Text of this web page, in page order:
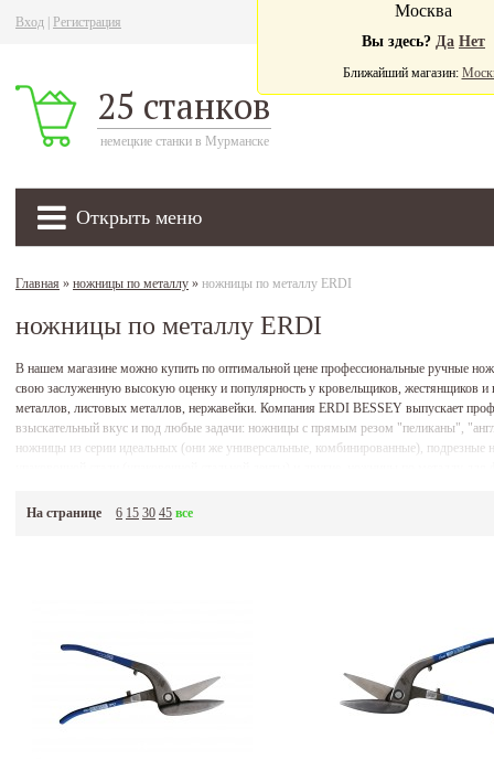
Вход Регистрация
25 станков
немецкие станки в Мурманске
Открыть меню
Москва
Вы здесь? Да Нет
Ближайший магазин:
Главная » ножницы по металлу » ножницы по металлу ERDI
ножницы по металлу ERDI
В нашем магазине можно купить по оптимальной цене профессиональные ручные
свою заслуженную высокую оценку и популярность у кровельщиков, жестянщиков и
металлов, листовых металлов, нержавейки. Компания ERDI BESSEY выпускает
взыскательный вкус и под любые задачи: ножницы с прямым резом "пеликаны",
ножницы из серии идеальных (они же универсальные, комбинированные),
напайками из быстрорежущей стали, ножницы для ювелиров (ювелирные),
На странице 6 15 30 45 все